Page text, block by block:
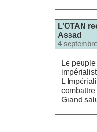
L’OTAN
Assad
4
Le
L
Grand